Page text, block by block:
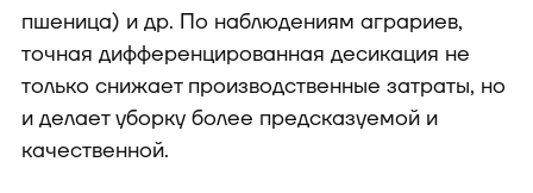
пшеница) и др. По наблюдениям аграриев,
точная дифференцированная десикация не
только снижает производственные затраты, но
и делает уборку более предсказуемой и
качественной.